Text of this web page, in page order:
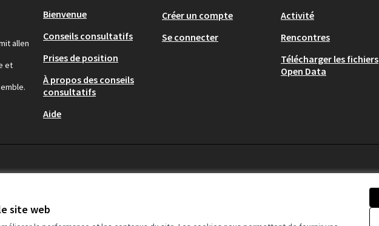
site web
allen
et
Bienvenue
Conseils consultatifs
Prises de position
À propos des conseils
consultatifs
Aide
Créer un compte
Se connecter
Activité
Rencontres
Télécharger les fichiers
Open Data